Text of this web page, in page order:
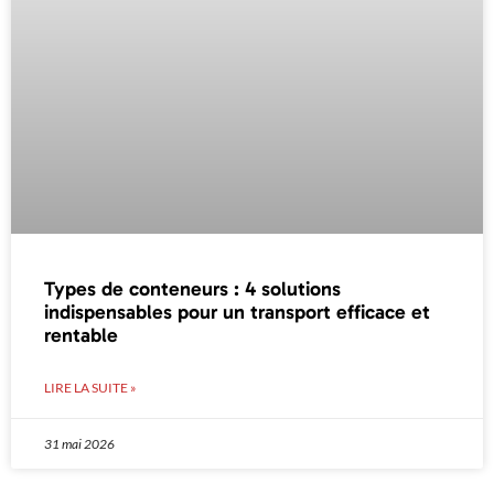
Types de conteneurs : 4 solutions
indispensables pour un transport efficace et
rentable
LIRE LA SUITE »
31 mai 2026